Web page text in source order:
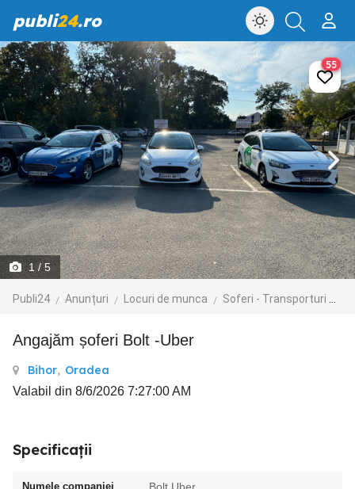
publi24.ro
1/ 5
Publi24 Anunțuri Locuri de munca Soferi - Transporturi
55
Angajăm șoferi Bolt -Uber
Bihor, Oradea
Valabil din 8/6/2026 7:27:00 AM
Specificații
Numele companiei